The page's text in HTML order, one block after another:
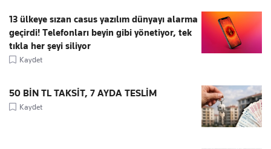
13 ülkeye sızan casus yazılım dünyayı alarma
geçirdi! Telefonları beyin gibi yönetiyor, tek
tıkla her şeyi siliyor
Kaydet
50 BİN TL TAKSİT, 7 AYDA TESLİM
Kaydet